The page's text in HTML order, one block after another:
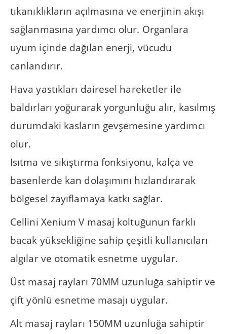
tıkanıklıkların açılmasına ve enerjinin akışı
sağlanmasına yardımcı olur. Organlara
uyum içinde dağılan enerji, vücudu
canlandırır.
Hava yastıkları dairesel hareketler ile
baldırları yoğurarak yorgunluğu alır, kasılmış
durumdaki kasların gevşemesine yardımcı
olur.
Isıtma ve sıkıştırma fonksiyonu, kalça ve
basenlerde kan dolaşımını hızlandırarak
bölgesel zayıflamaya katkı sağlar.
Cellini Xenium V masaj koltuğunun farklı
bacak yüksekliğine sahip çeşitli kullanıcıları
algılar ve otomatik esnetme uygular.
Üst masaj rayları 70MM uzunluğa sahiptir ve
çift yönlü esnetme masajı uygular.
Alt masaj rayları 150MM uzunluğa sahiptir